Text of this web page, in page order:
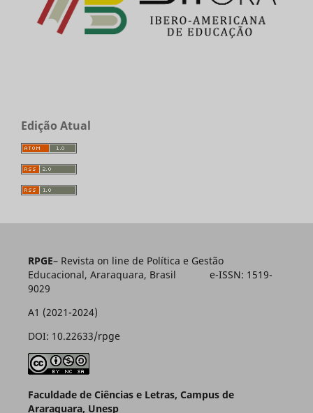
Edição Atual
RPGE– Revista on line de Política e Gestão
Educacional, Araraquara, Brasil e-ISSN: 1519-
9029
A1 (2021-2024)
DOI: 10.22633/rpge
Faculdade de Ciências e Letras, Campus de
Araraquara, Unesp